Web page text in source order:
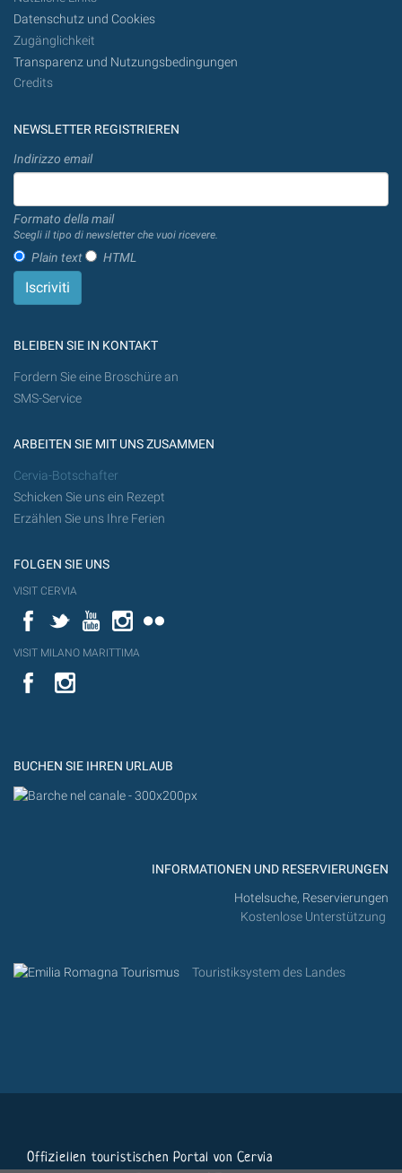
Datenschutz und Cookies
Zugänglichkeit
Transparenz und Nutzungsbedingungen
Credits
NEWSLETTER REGISTRIEREN
Indirizzo email
Formato della mail
Scegli il tipo di newsletter che vuoi ricevere.
Plain text HTML
BLEIBEN SIE IN KONTAKT
Fordern Sie eine Broschüre an
SMS-Service
ARBEITEN SIE MIT UNS ZUSAMMEN
Cervia-Botschafter
Schicken Sie uns ein Rezept
Erzählen Sie uns Ihre Ferien
FOLGEN SIE UNS
VISIT CERVIA
FacebookTwitterYouTubeInstagram
VISIT MILANO MARITTIMA
YouTube
BUCHEN SIE IHREN URLAUB
INFORMATIONEN UND RESERVIERUNGEN
Hotelsuche, Reservierungen
Kostenlose Unterstützung
Touristiksystem des Landes
Offiziellen touristischen Portal von Cervia